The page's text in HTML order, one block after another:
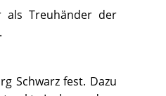
als Treuhänder der
Schwarz fest. Dazu